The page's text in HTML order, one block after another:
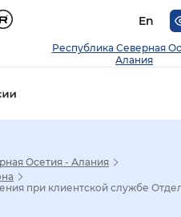
En
Республика Северная
Алания
отображения
Осетия - Алания
при клиентской службе